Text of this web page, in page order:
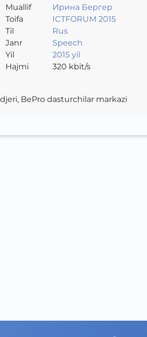
Muallif
Ирина Бергер
Toifa
ICTFORUM 2015
Til
Rus
Janr
Speech
Yil
2015 yil
Hajmi
320 kbit/s
BePro dasturchilar markazi